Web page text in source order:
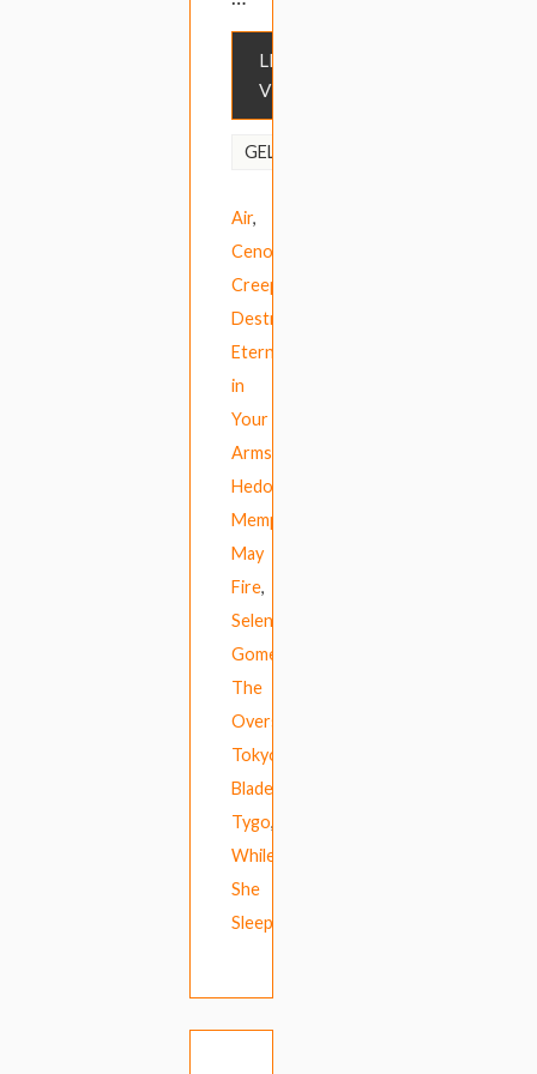
LEES
VERDER
GELABELD
Air,
Cenobites
Creeper
Destruction
Eternity
in
Your
Arms
Hedon
Memphis
May
Fire,
Selena
Gomez
The
Overslept
Tokyo
Blade
Tygo,
While
She
Sleeps